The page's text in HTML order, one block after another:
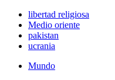
libertad religiosa
Medio oriente
pakistan
ucrania
Mundo